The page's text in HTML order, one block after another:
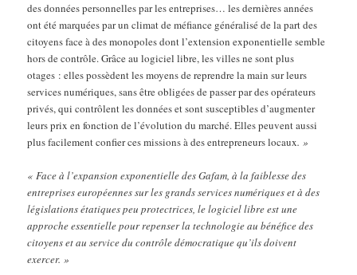
des données personnelles par les entreprises… les dernières années
ont été marquées par un climat de méfiance généralisé de la part des
citoyens face à des monopoles dont l’extension exponentielle semble
hors de contrôle. Grâce au logiciel libre, les villes ne sont plus
otages : elles possèdent les moyens de reprendre la main sur leurs
services numériques, sans être obligées de passer par des opérateurs
privés, qui contrôlent les données et sont susceptibles d’augmenter
leurs prix en fonction de l’évolution du marché. Elles peuvent aussi
plus facilement confier ces missions à des entrepreneurs locaux. »
« Face à l’expansion exponentielle des Gafam, à la faiblesse des
entreprises européennes sur les grands services numériques et à des
législations étatiques peu protectrices, le logiciel libre est une
approche essentielle pour repenser la technologie au bénéfice des
citoyens et au service du contrôle démocratique qu’ils doivent
exercer. »